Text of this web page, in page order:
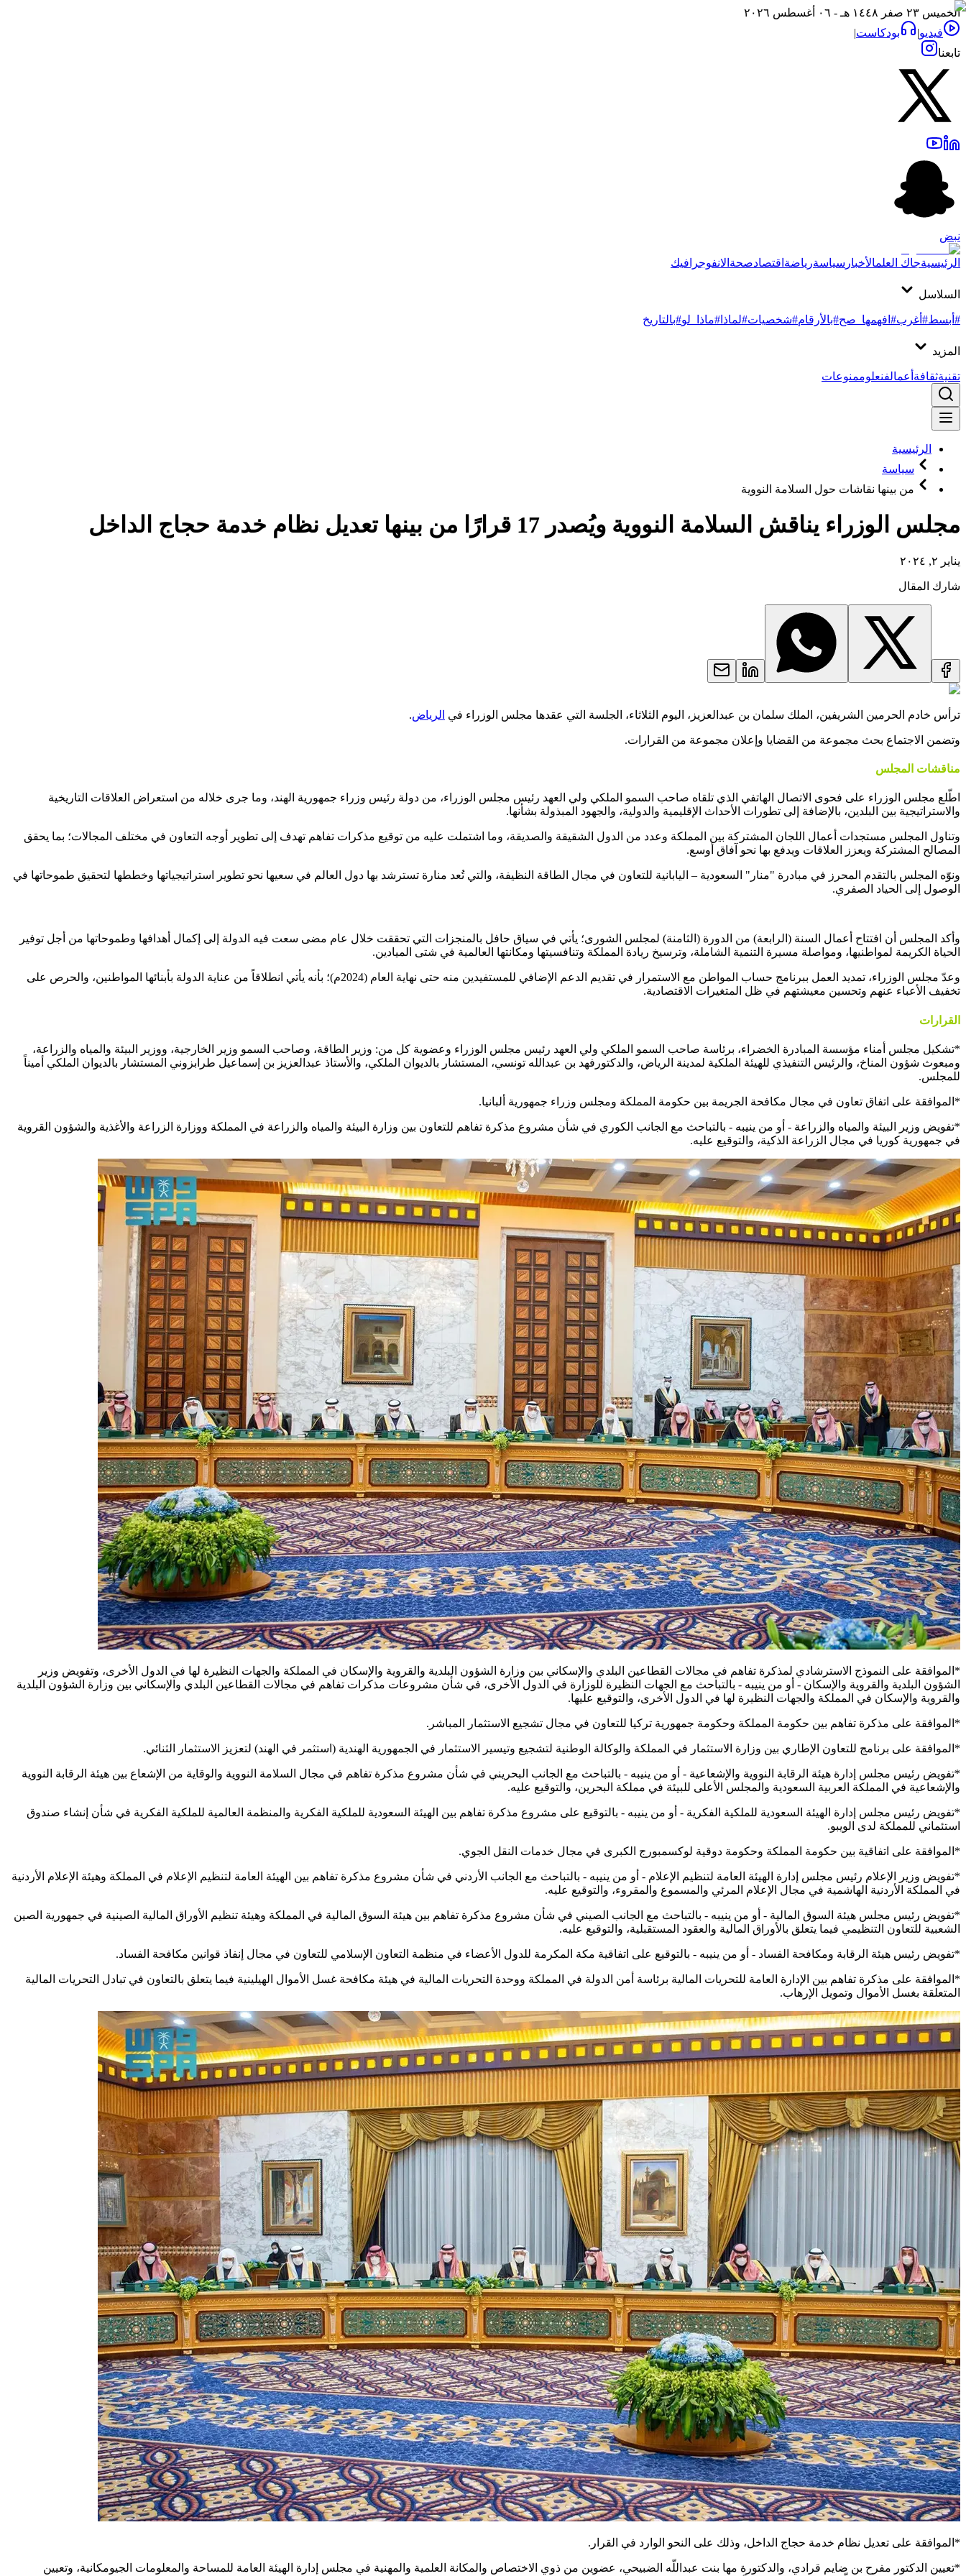
الخميس ٢٣ صفر ١٤٤٨ هـ - ٠٦ أغسطس ٢٠٢٦
فيديو| بودكاست|
تابعنا
نبض
الرئيسيةجاك العلمالأخبار سياسةرياضة اقتصادصحة الانفوجرافيك
السلاسل
#أبسط#أغرب#افهمها_صح#بالأرقام#شخصيات#لماذا #ماذا_لو#بالتاريخ
المزيد
تقنيةثقافة أعمالفنعلوممنوعات
الرئيسية
سياسة
من بينها نقاشات حول السلامة النووية
مجلس الوزراء يناقش السلامة النووية ويُصدر 17 قرارًا من بينها تعديل نظام خدمة حجاج الداخل
يناير ٢, ٢٠٢٤
شارك المقال
ترأس خادم الحرمين الشريفين، الملك سلمان بن عبدالعزيز، اليوم الثلاثاء، الجلسة التي عقدها مجلس الوزراء في الرياض.
وتضمن الاجتماع بحث مجموعة من القضايا وإعلان مجموعة من القرارات.
مناقشات المجلس
اطّلع مجلس الوزراء على فحوى الاتصال الهاتفي الذي تلقاه صاحب السمو الملكي ولي العهد رئيس مجلس الوزراء، من دولة رئيس وزراء جمهورية الهند، وما جرى خلاله من استعراض العلاقات التاريخية
والاستراتيجية بين البلدين، بالإضافة إلى تطورات الأحداث الإقليمية والدولية، والجهود المبذولة بشأنها.
وتناول المجلس مستجدات أعمال اللجان المشتركة بين المملكة وعدد من الدول الشقيقة والصديقة، وما اشتملت عليه من توقيع مذكرات تفاهم تهدف إلى تطوير أوجه التعاون في مختلف المجالات؛ بما يحقق
المصالح المشتركة ويعزز العلاقات ويدفع بها نحو آفاق أوسع.
ونوّه المجلس بالتقدم المحرز في مبادرة "منار" السعودية – اليابانية للتعاون في مجال الطاقة النظيفة، والتي تُعد منارة تسترشد بها دول العالم في سعيها نحو تطوير استراتيجياتها وخططها لتحقيق طموحاتها في
الوصول إلى الحياد الصفري.
وأكد المجلس أن افتتاح أعمال السنة (الرابعة) من الدورة (الثامنة) لمجلس الشورى؛ يأتي في سياق حافل بالمنجزات التي تحققت خلال عام مضى سعت فيه الدولة إلى إكمال أهدافها وطموحاتها من أجل توفير
الحياة الكريمة لمواطنيها، ومواصلة مسيرة التنمية الشاملة، وترسيخ ريادة المملكة وتنافسيتها ومكانتها العالمية في شتى الميادين.
وعدّ مجلس الوزراء، تمديد العمل ببرنامج حساب المواطن مع الاستمرار في تقديم الدعم الإضافي للمستفيدين منه حتى نهاية العام (2024م)؛ بأنه يأتي انطلاقاً من عناية الدولة بأبنائها المواطنين، والحرص على
تخفيف الأعباء عنهم وتحسين معيشتهم في ظل المتغيرات الاقتصادية.
القرارات
*تشكيل مجلس أمناء مؤسسة المبادرة الخضراء، برئاسة صاحب السمو الملكي ولي العهد رئيس مجلس الوزراء وعضوية كل من: وزير الطاقة، وصاحب السمو وزير الخارجية، ووزير البيئة والمياه والزراعة،
ومبعوث شؤون المناخ، والرئيس التنفيذي للهيئة الملكية لمدينة الرياض، والدكتورفهد بن عبدالله تونسي، المستشار بالديوان الملكي، والأستاذ عبدالعزيز بن إسماعيل طرابزوني المستشار بالديوان الملكي أميناً
للمجلس.
*الموافقة على اتفاق تعاون في مجال مكافحة الجريمة بين حكومة المملكة ومجلس وزراء جمهورية ألبانيا.
*تفويض وزير البيئة والمياه والزراعة - أو من ينيبه - بالتباحث مع الجانب الكوري في شأن مشروع مذكرة تفاهم للتعاون بين وزارة البيئة والمياه والزراعة في المملكة ووزارة الزراعة والأغذية والشؤون القروية
في جمهورية كوريا في مجال الزراعة الذكية، والتوقيع عليه.
*الموافقة على النموذج الاسترشادي لمذكرة تفاهم في مجالات القطاعين البلدي والإسكاني بين وزارة الشؤون البلدية والقروية والإسكان في المملكة والجهات النظيرة لها في الدول الأخرى، وتفويض وزير
الشؤون البلدية والقروية والإسكان - أو من ينيبه - بالتباحث مع الجهات النظيرة للوزارة في الدول الأخرى، في شأن مشروعات مذكرات تفاهم في مجالات القطاعين البلدي والإسكاني بين وزارة الشؤون البلدية
والقروية والإسكان في المملكة والجهات النظيرة لها في الدول الأخرى، والتوقيع عليها.
*الموافقة على مذكرة تفاهم بين حكومة المملكة وحكومة جمهورية تركيا للتعاون في مجال تشجيع الاستثمار المباشر.
*الموافقة على برنامج للتعاون الإطاري بين وزارة الاستثمار في المملكة والوكالة الوطنية لتشجيع وتيسير الاستثمار في الجمهورية الهندية (استثمر في الهند) لتعزيز الاستثمار الثنائي.
*تفويض رئيس مجلس إدارة هيئة الرقابة النووية والإشعاعية - أو من ينيبه - بالتباحث مع الجانب البحريني في شأن مشروع مذكرة تفاهم في مجال السلامة النووية والوقاية من الإشعاع بين هيئة الرقابة النووية
والإشعاعية في المملكة العربية السعودية والمجلس الأعلى للبيئة في مملكة البحرين، والتوقيع عليه.
*تفويض رئيس مجلس إدارة الهيئة السعودية للملكية الفكرية - أو من ينيبه - بالتوقيع على مشروع مذكرة تفاهم بين الهيئة السعودية للملكية الفكرية والمنظمة العالمية للملكية الفكرية في شأن إنشاء صندوق
استئماني للمملكة لدى الويبو.
*الموافقة على اتفاقية بين حكومة المملكة وحكومة دوقية لوكسمبورج الكبرى في مجال خدمات النقل الجوي.
*تفويض وزير الإعلام رئيس مجلس إدارة الهيئة العامة لتنظيم الإعلام - أو من ينيبه - بالتباحث مع الجانب الأردني في شأن مشروع مذكرة تفاهم بين الهيئة العامة لتنظيم الإعلام في المملكة وهيئة الإعلام الأردنية
في المملكة الأردنية الهاشمية في مجال الإعلام المرئي والمسموع والمقروء، والتوقيع عليه.
*تفويض رئيس مجلس هيئة السوق المالية - أو من ينيبه - بالتباحث مع الجانب الصيني في شأن مشروع مذكرة تفاهم بين هيئة السوق المالية في المملكة وهيئة تنظيم الأوراق المالية الصينية في جمهورية الصين
الشعبية للتعاون التنظيمي فيما يتعلق بالأوراق المالية والعقود المستقبلية، والتوقيع عليه.
*تفويض رئيس هيئة الرقابة ومكافحة الفساد - أو من ينيبه - بالتوقيع على اتفاقية مكة المكرمة للدول الأعضاء في منظمة التعاون الإسلامي للتعاون في مجال إنفاذ قوانين مكافحة الفساد.
*الموافقة على مذكرة تفاهم بين الإدارة العامة للتحريات المالية برئاسة أمن الدولة في المملكة ووحدة التحريات المالية في هيئة مكافحة غسل الأموال الهيلينية فيما يتعلق بالتعاون في تبادل التحريات المالية
المتعلقة بغسل الأموال وتمويل الإرهاب.
*الموافقة على تعديل نظام خدمة حجاج الداخل، وذلك على النحو الوارد في القرار.
*تعيين الدكتور مفرح بن ضايم قرادي، والدكتورة مها بنت عبداللّه الضبيحي، عضوين من ذوي الاختصاص والمكانة العلمية والمهنية في مجلس إدارة الهيئة العامة للمساحة والمعلومات الجيومكانية، وتعيين